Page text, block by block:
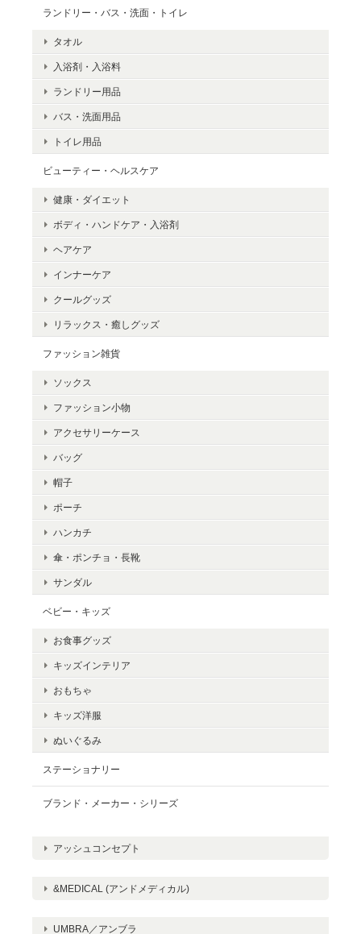
ランドリー・バス・洗面・トイレ
タオル
入浴剤・入浴料
ランドリー用品
バス・洗面用品
トイレ用品
ビューティー・ヘルスケア
健康・ダイエット
ボディ・ハンドケア・入浴剤
ヘアケア
インナーケア
クールグッズ
リラックス・癒しグッズ
ファッション雑貨
ソックス
ファッション小物
アクセサリーケース
バッグ
帽子
ポーチ
ハンカチ
傘・ポンチョ・長靴
サンダル
ベビー・キッズ
お食事グッズ
キッズインテリア
おもちゃ
キッズ洋服
ぬいぐるみ
ステーショナリー
ブランド・メーカー・シリーズ
アッシュコンセプト
&MEDICAL (アンドメディカル)
UMBRA／アンブラ